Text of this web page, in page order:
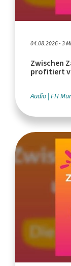
04.08.2026 - 3
Zwischen
profitiert
Audio FH